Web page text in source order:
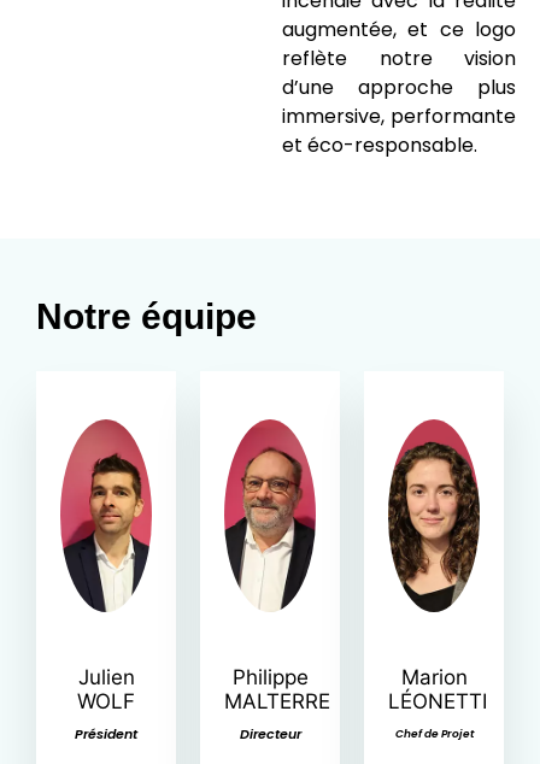
augmentée, et ce logo
reflète notre vision
d’une approche plus
immersive, performante
et éco-responsable.
Notre équipe
Julien
WOLF
Président
Philippe
MALTERRE
Directeur
Marion
LÉONETTI
Chef de Projet